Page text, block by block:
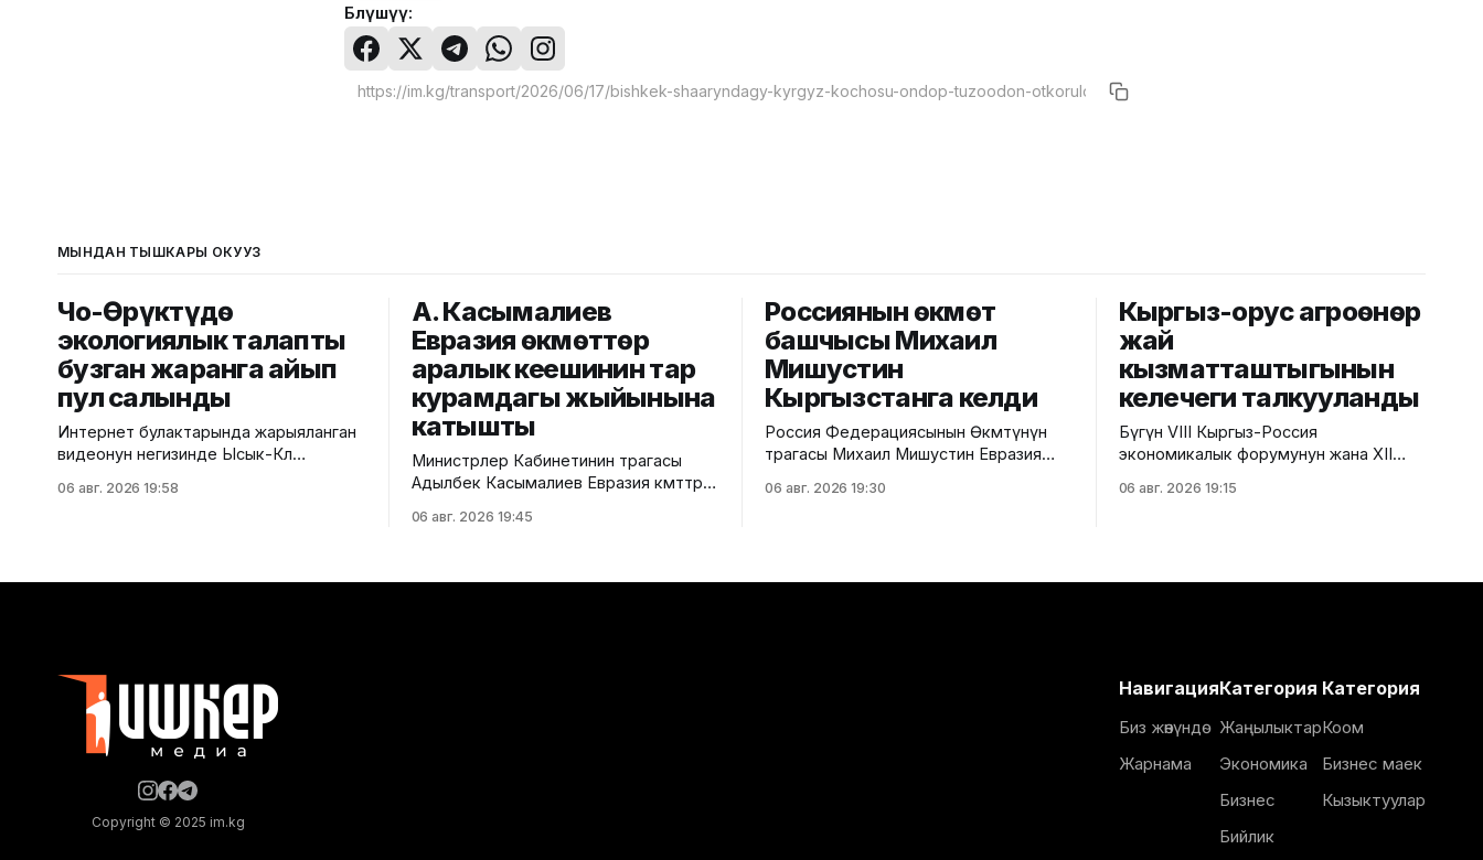
Бөлүшүү:
МЫНДАН ТЫШКАРЫ ОКУҢУЗ
Чоң-Өрүктүдө
экологиялык талапты
бузган жаранга айып
пул салынды
Интернет булактарында жарыяланган
видеонун негизинде Ысык-Көл
таштанды калдыктарын
техникалык көзөмөл министрлигинен
башкармалыгынын тескөөчүлөрү жүргүзгөн
текшерүүдө экологиялык талаптарды
бузган жаран аныкталган.
Жыйынтыгында "Укук
06 авг. 2026 19:58
А. Касымалиев
Евразия өкмөттөр
аралык кеңешинин тар
курамдагы жыйынына
катышты
Министрлер Кабинетинин төрагасы
Адылбек Касымалиев Евразия өкмөттөр
курамдагы жыйынына катышты. Бул
06 авг. 2026 19:45
Россиянын өкмөт
башчысы Михаил
Мишустин
Кыргызстанга келди
Россия Федерациясынын Өкмөтүнүн
төрагасы Михаил Мишустин Евразия
жыйынына катышуу үчүн Кыргызстанга
Эрлист Акунбеков тосуп алды.
06 авг. 2026 19:30
Кыргыз-орус агроөнөр
жай
кызматташтыгынын
келечеги талкууланды
Бүгүн VIII Кыргыз-Россия
экономикалык форумунун жана XII
конференциясынын алкагында "Айыл
Айыл чарба министрлигинин басма сөз
06 авг. 2026 19:15
Copyright © 2025 im.kg
Навигация
Биз жөнүндө
Жарнама
Категория
Жаңылыктар
Экономика
Бизнес
Бийлик
Категория
Коом
Бизнес маек
Кызыктуулар